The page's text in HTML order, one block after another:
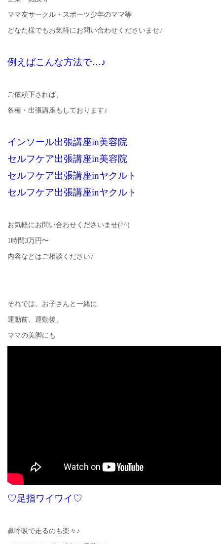
ママ友サークル・スポーツ少年のママ等
どなた様でもお気軽にお問い合わせくださいませ♪
例えばこんな方法で…♪
ご依頼下されば、
各種・出張講座もしております♪
インソール出張講座in美容院
セルフケア出張講座in美容院
セルフケア出張講座inヤクルト
セルフケア出張講座inヤクルト
お気軽にお問い合わせくださいませ(^^)
1時間3万円〜
内容などはご相談ください♪
それでは、お子さんと一緒に
運動前、運動後、
ママの美脚にも
♡足指ワイワイ♡
鼻呼吸で走るのも楽々♪